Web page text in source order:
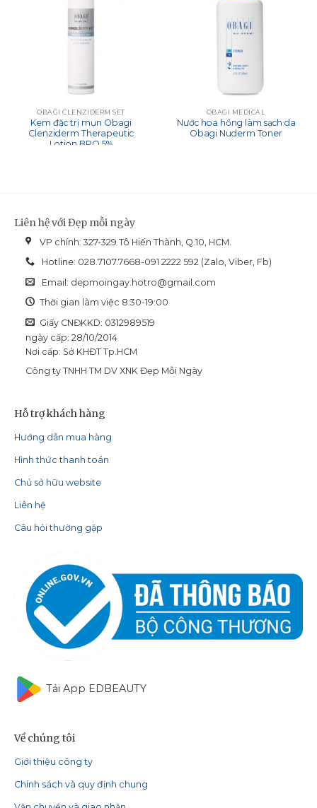
OBAGI CLENZIDERM SET
Kem đặc trị mụn Obagi
Clenziderm Therapeutic
Lotion BPO 5%
OBAGI MEDICAL
Nước hoa hồng làm sạch da
Obagi Nuderm Toner
Liên hệ với Đẹp mỗi ngày
VP chính: 327-329 Tô Hiến Thành, Q.10, HCM.
Hotline: 028.7107.7668-091 2222 592 (Zalo, Viber, Fb)
Email: depmoingay.hotro@gmail.com
Thời gian làm việc 8:30-19:00
Giấy CNĐKKD: 0312989519
ngày cấp: 28/10/2014
Nơi cấp: Sở KHĐT Tp.HCM
Công ty TNHH TM DV XNK Đẹp Mỗi Ngày
Hỗ trợ khách hàng
Hướng dẫn mua hàng
Hình thức thanh toán
Chủ sở hữu website
Liên hệ
Câu hỏi thường gặp
Tải App EDBEAUTY
Về chúng tôi
Giới thiệu công ty
Chính sách và quy định chung